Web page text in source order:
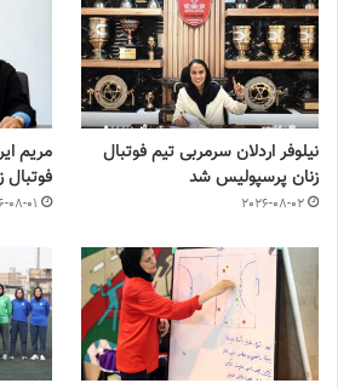
نیلوفر اردلان سرمربی تیم فوتبال
زنان پرسپولیس شد
2026-08-02
مریم
08-01